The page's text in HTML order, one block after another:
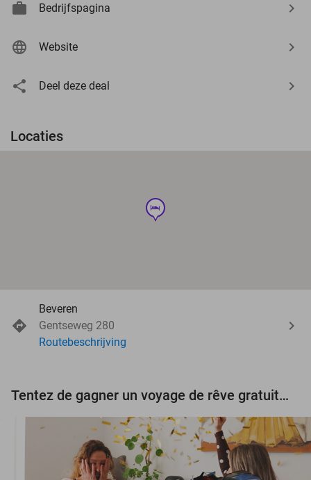
Bedrijfspagina
Website
Deel deze deal
Locaties
hotel
Beveren
Gentseweg 280
Routebeschrijving
Tentez de gagner un voyage de rêve gratuit d'une valeur de 3.000 € !